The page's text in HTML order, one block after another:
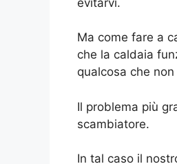
Ma come fare a
che la caldaia
qualcosa che
Il problema più
scambiatore.
In tal caso il